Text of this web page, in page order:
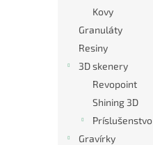
Kovy
Granuláty
Resiny
3D skenery
Revopoint
Shining 3D
Príslušenstvo
Gravírky